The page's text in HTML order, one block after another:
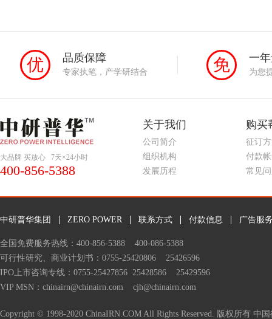
优 品质保障
专家执笔，产学研结合 免 一
为您
大品牌 买放心 7天×24小时
400-856-5388
关于我们
公司简介
组织机构
发展历程
购买
征订
付款
常见
中研普华集团 ZERO POWER 联系方式 付款信息 广告服
全国免费服务热线：400-856-5388 400-086-5388
可行性研究、 商业计划书 ：0755-25420806 25426596
IPO上市咨询专线：0755-25427856 25428586 25429596
VIP MSN：chinairn@chinairn.com cjh@chinairn.com
Copyright © 1998-2020 ChinaIRN.COM All Rights Reserved. 版权所有 中